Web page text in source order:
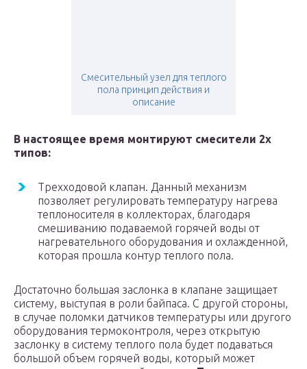
Смесительный узел для теплого
пола принцип действия и
описание
В настоящее время монтируют смесители 2х
типов:
Трехходовой клапан. Данный механизм
позволяет регулировать температуру нагрева
теплоносителя в коллекторах, благодаря
смешиванию подаваемой горячей воды от
нагревательного оборудования и охлажденной,
которая прошла контур теплого пола.
Достаточно большая заслонка в клапане защищает
систему, выступая в роли байпаса. С другой стороны,
в случае поломки датчиков температуры или другого
оборудования термоконтроля, через открытую
заслонку в систему теплого пола будет подаваться
большой объем горячей воды, который может